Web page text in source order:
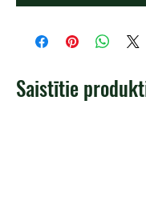
Saistītie